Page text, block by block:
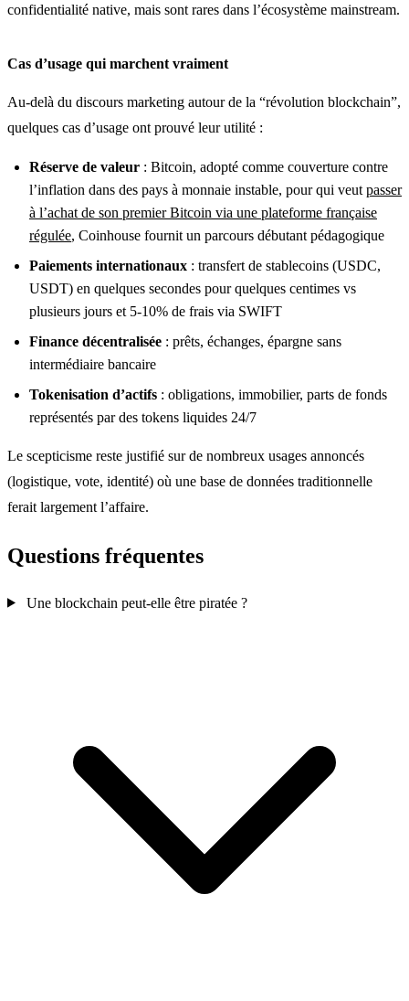
confidentialité native, mais sont rares dans l’écosystème mainstream.
Cas d’usage qui marchent vraiment
Au-delà du discours marketing autour de la “révolution blockchain”,
quelques cas d’usage ont prouvé leur utilité :
Réserve de valeur : Bitcoin, adopté comme couverture contre
l’inflation dans des pays à monnaie instable, pour qui veut passer
à l’achat de son premier Bitcoin via une plateforme française
régulée, Coinhouse fournit un parcours débutant pédagogique
Paiements internationaux : transfert de stablecoins (USDC,
USDT) en quelques secondes pour quelques centimes vs
plusieurs jours et 5-10% de frais via SWIFT
Finance décentralisée : prêts, échanges, épargne sans
intermédiaire bancaire
Tokenisation d’actifs : obligations, immobilier, parts de fonds
représentés par des tokens liquides 24/7
Le scepticisme reste justifié sur de nombreux usages annoncés
(logistique, vote, identité) où une base de données traditionnelle
ferait largement l’affaire.
Questions fréquentes
Une blockchain peut-elle être piratée ?